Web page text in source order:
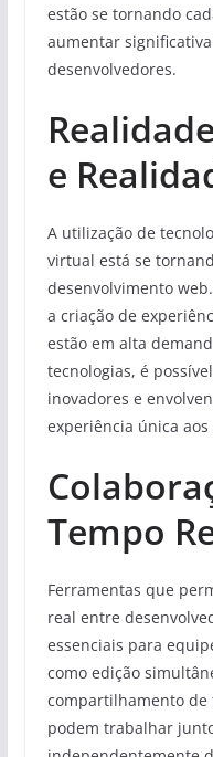
estão se tornando
aumentar
desenvolvedores.
e
A utilização de
virtual está se
desenvolvimento
a criação de
estão em alta
tecnologias, é
inovadores e
experiência única
Tempo
Ferramentas que
real entre
essenciais para
como edição
compartilhamento de
podem trabalhar